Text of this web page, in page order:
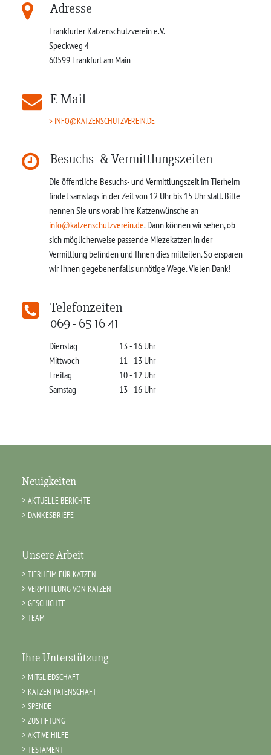
Adresse
Frankfurter Katzenschutzverein e.V.
Speckweg 4
60599 Frankfurt am Main
E-Mail
INFO@KATZENSCHUTZVEREIN.DE
Besuchs- & Vermittlungszeiten
Die öffentliche Besuchs- und Vermittlungszeit im Tierheim
findet samstags in der Zeit von 12 Uhr bis 15 Uhr statt. Bitte
nennen Sie uns vorab Ihre Katzenwünsche an
info@katzenschutzverein.de. Dann können wir sehen, ob
sich möglicherweise passende Miezekatzen in der
Vermittlung befinden und Ihnen dies mitteilen. So ersparen
wir Ihnen gegebenenfalls unnötige Wege. Vielen Dank!
Telefonzeiten
069 - 65 16 41
Dienstag
13 - 16 Uhr
Mittwoch
11 - 13 Uhr
Freitag
10 - 12 Uhr
Samstag
13 - 16 Uhr
Neuigkeiten
AKTUELLE BERICHTE
DANKESBRIEFE
Unsere Arbeit
TIERHEIM FÜR KATZEN
VERMITTLUNG VON KATZEN
GESCHICHTE
TEAM
Ihre Unterstützung
MITGLIEDSCHAFT
KATZEN-PATENSCHAFT
SPENDE
ZUSTIFTUNG
AKTIVE HILFE
TESTAMENT